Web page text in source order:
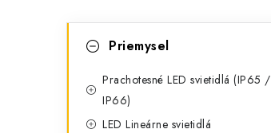
kategóriePriemysel
Prachotesné LED svietidlá (IP65 /
IP66)
LED Lineárne svietidlá